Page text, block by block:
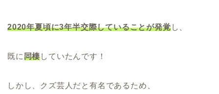
2020年夏頃に3年半交際していることが発覚し、
既に同棲していたんです！
しかし、クズ芸人だと有名であるため、